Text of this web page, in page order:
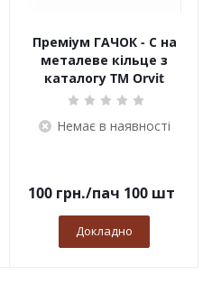
Преміум ГАЧОК - С на
металеве кільце з
каталогу TM Orvit
Немає в наявності
100грн./пач 100 шт
Докладно